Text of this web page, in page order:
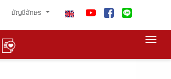
บัญชีอักษร